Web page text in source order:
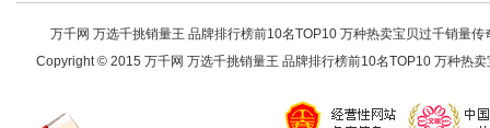
万千网 万选千挑销量王 品牌排行榜前10名TOP10 万种热卖宝贝过千销量
Copyright © 2015 万千网 万选千挑销量王 品牌排行榜前10名TOP10 万种热